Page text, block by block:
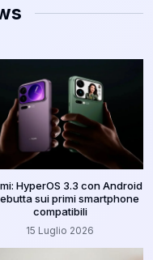
HyperOS 3.3 con Android
sui primi smartphone
compatibili
15 Luglio 2026